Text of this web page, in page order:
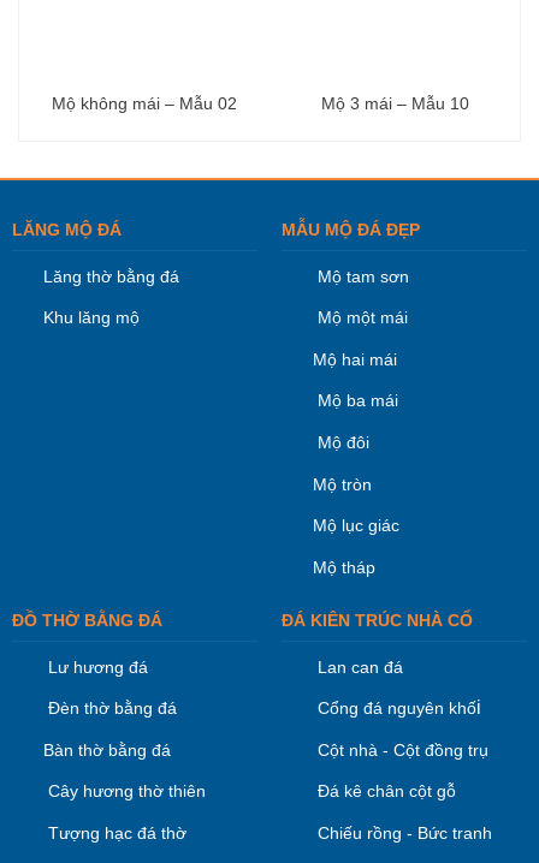
Mộ không mái – Mẫu 02 Mộ 3 mái – Mẫu 10
LĂNG MỘ ĐÁ
Lăng thờ bằng đá
Khu lăng mộ
MẪU MỘ ĐÁ ĐẸP
Mộ tam sơn
Mộ một mái
Mộ hai mái
Mộ ba mái
Mộ đôi
Mộ tròn
Mộ lục giác
Mộ tháp
ĐỒ THỜ BẰNG ĐÁ
Lư hương đá
Đèn thờ bằng đá
Bàn thờ bằng đá
Cây hương thờ thiên
Tượng hạc đá thờ
ĐÁ KIÊN TRÚC NHÀ CỔ
Lan can đá
Cổng đá nguyên khối
Cột nhà - Cột đồng trụ
Đá kê chân cột gỗ
Chiếu rồng - Bức tranh